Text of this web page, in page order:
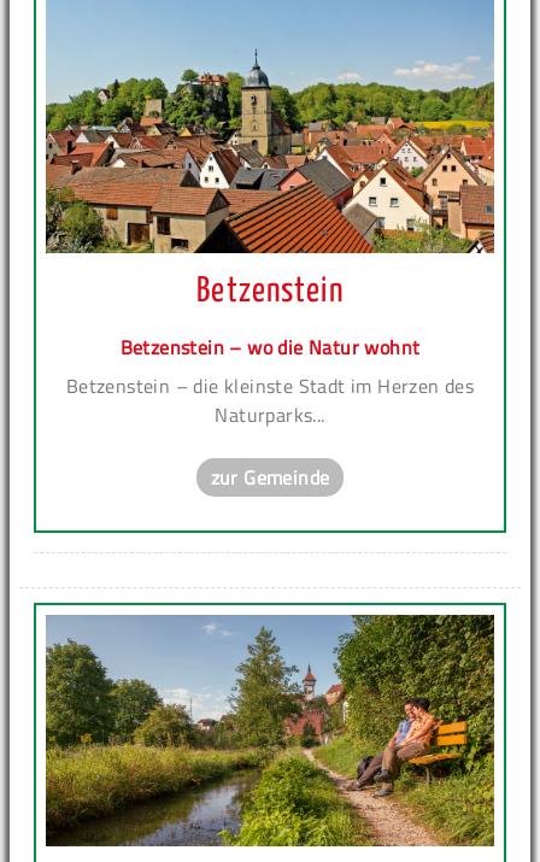
Betzenstein
Betzenstein – wo die Natur wohnt
Betzenstein – die kleinste Stadt im Herzen des
Naturparks...
zur Gemeinde